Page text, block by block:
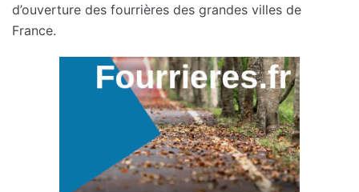
d’ouverture des fourrières des grandes villes de
France.